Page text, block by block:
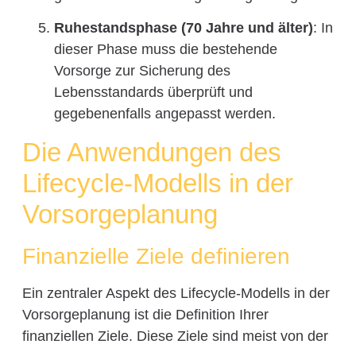
Ruhestandsphase (70 Jahre und älter): In
dieser Phase muss die bestehende
Vorsorge zur Sicherung des
Lebensstandards überprüft und
gegebenenfalls angepasst werden.
Die Anwendungen des
Lifecycle-Modells in der
Vorsorgeplanung
Finanzielle Ziele definieren
Ein zentraler Aspekt des Lifecycle-Modells in der
Vorsorgeplanung ist die Definition Ihrer
finanziellen Ziele. Diese Ziele sind meist von der